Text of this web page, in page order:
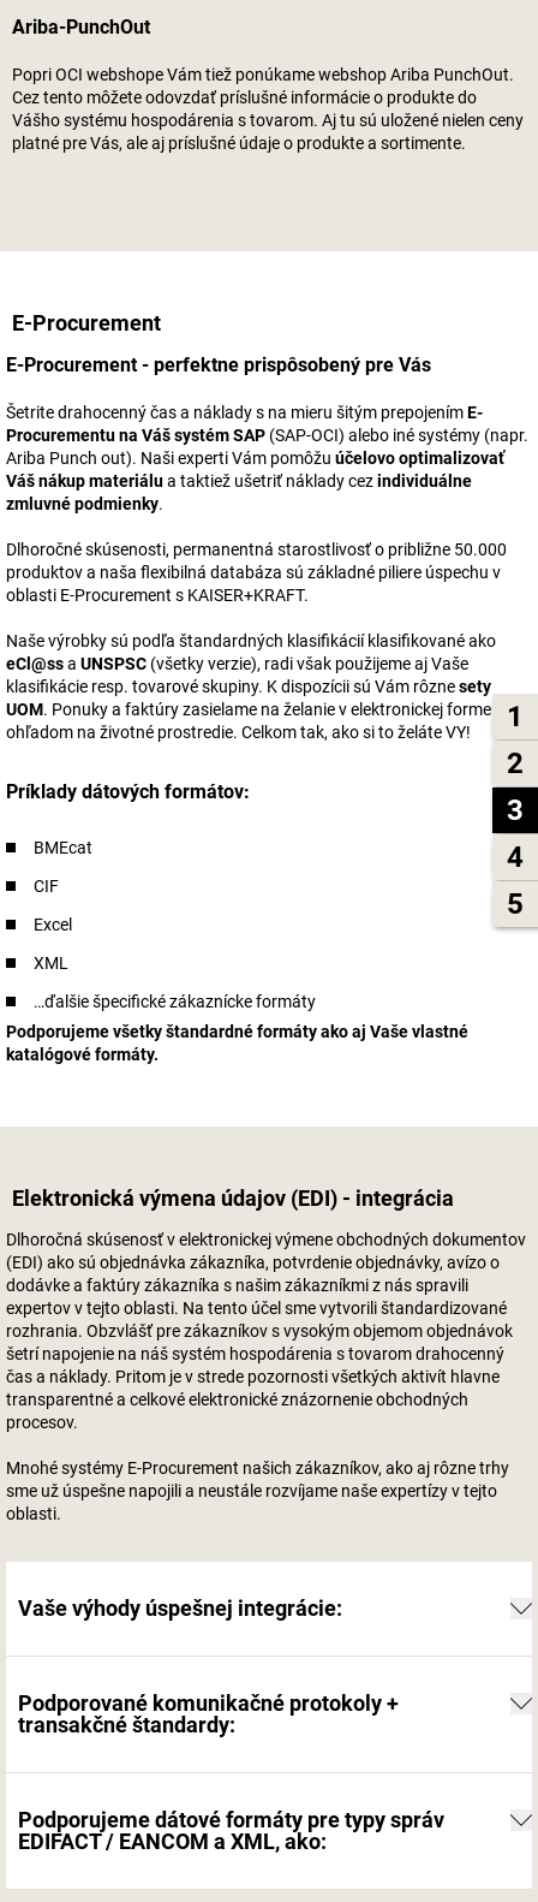
1
2
3
4
5
Ariba-PunchOut
Popri OCI webshope Vám tiež ponúkame webshop Ariba PunchOut.
Cez tento môžete odovzdať príslušné informácie o produkte do
Vášho systému hospodárenia s tovarom. Aj tu sú uložené nielen ceny
platné pre Vás, ale aj príslušné údaje o produkte a sortimente.
E-Procurement
E-Procurement - perfektne prispôsobený pre Vás
Šetrite drahocenný čas a náklady s na mieru šitým prepojenímE-
Procurementu na Váš systém SAP (SAP-OCI) alebo iné systémy (napr.
Ariba Punch out). Naši experti Vám pomôžu účelovo optimalizovať
Váš nákup materiálua taktiež ušetriť náklady cezindividuálne
zmluvné podmienky.
Dlhoročné skúsenosti, permanentná starostlivosť o približne 50.000
produktov a naša flexibilná databáza sú základné piliere úspechu v
oblasti E-Procurement s KAISER+KRAFT.
Naše výrobky sú podľa štandardných klasifikácií klasifikované ako
eCl@ssa UNSPSC (všetky verzie), radi však použijeme aj Vaše
klasifikácie resp. tovarové skupiny. K dispozícii sú Vám rôznesety
UOM. Ponuky a faktúry zasielame na želanie v elektronickej forme s
ohľadom na životné prostredie. Celkom tak, ako si to želáte VY!
Príklady dátových formátov:
BMEcat
CIF
Excel
XML
…ďalšie špecifické zákaznícke formáty
Podporujeme všetky štandardné formáty ako aj Vaše vlastné
katalógové formáty.
Elektronická výmena údajov (EDI) - integrácia
Dlhoročná skúsenosť v elektronickej výmene obchodných dokumentov
(EDI) ako sú objednávka zákazníka, potvrdenie objednávky, avízo o
dodávke a faktúry zákazníka s našim zákazníkmi z nás spravili
expertov v tejto oblasti. Na tento účel sme vytvorili štandardizované
rozhrania. Obzvlášť pre zákazníkov s vysokým objemom objednávok
šetrí napojenie na náš systém hospodárenia s tovarom drahocenný
čas a náklady. Pritom je v strede pozornosti všetkých aktivít hlavne
transparentné a celkové elektronické znázornenie obchodných
procesov.
Mnohé systémy E-Procurement našich zákazníkov, ako aj rôzne trhy
sme už úspešne napojili a neustále rozvíjame naše expertízy v tejto
oblasti.
Vaše výhody úspešnej integrácie:
Podporované komunikačné protokoly +
transakčné štandardy:
Podporujeme dátové formáty pre typy správ
EDIFACT / EANCOM a XML, ako: